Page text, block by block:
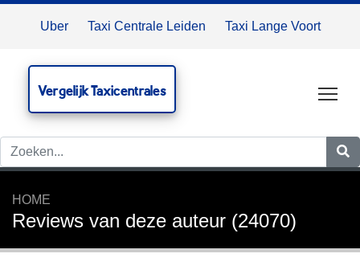
Uber Taxi Centrale Leiden Taxi Lange Voort
Vergelijk Taxicentrales
HOME
Reviews van deze auteur (24070)